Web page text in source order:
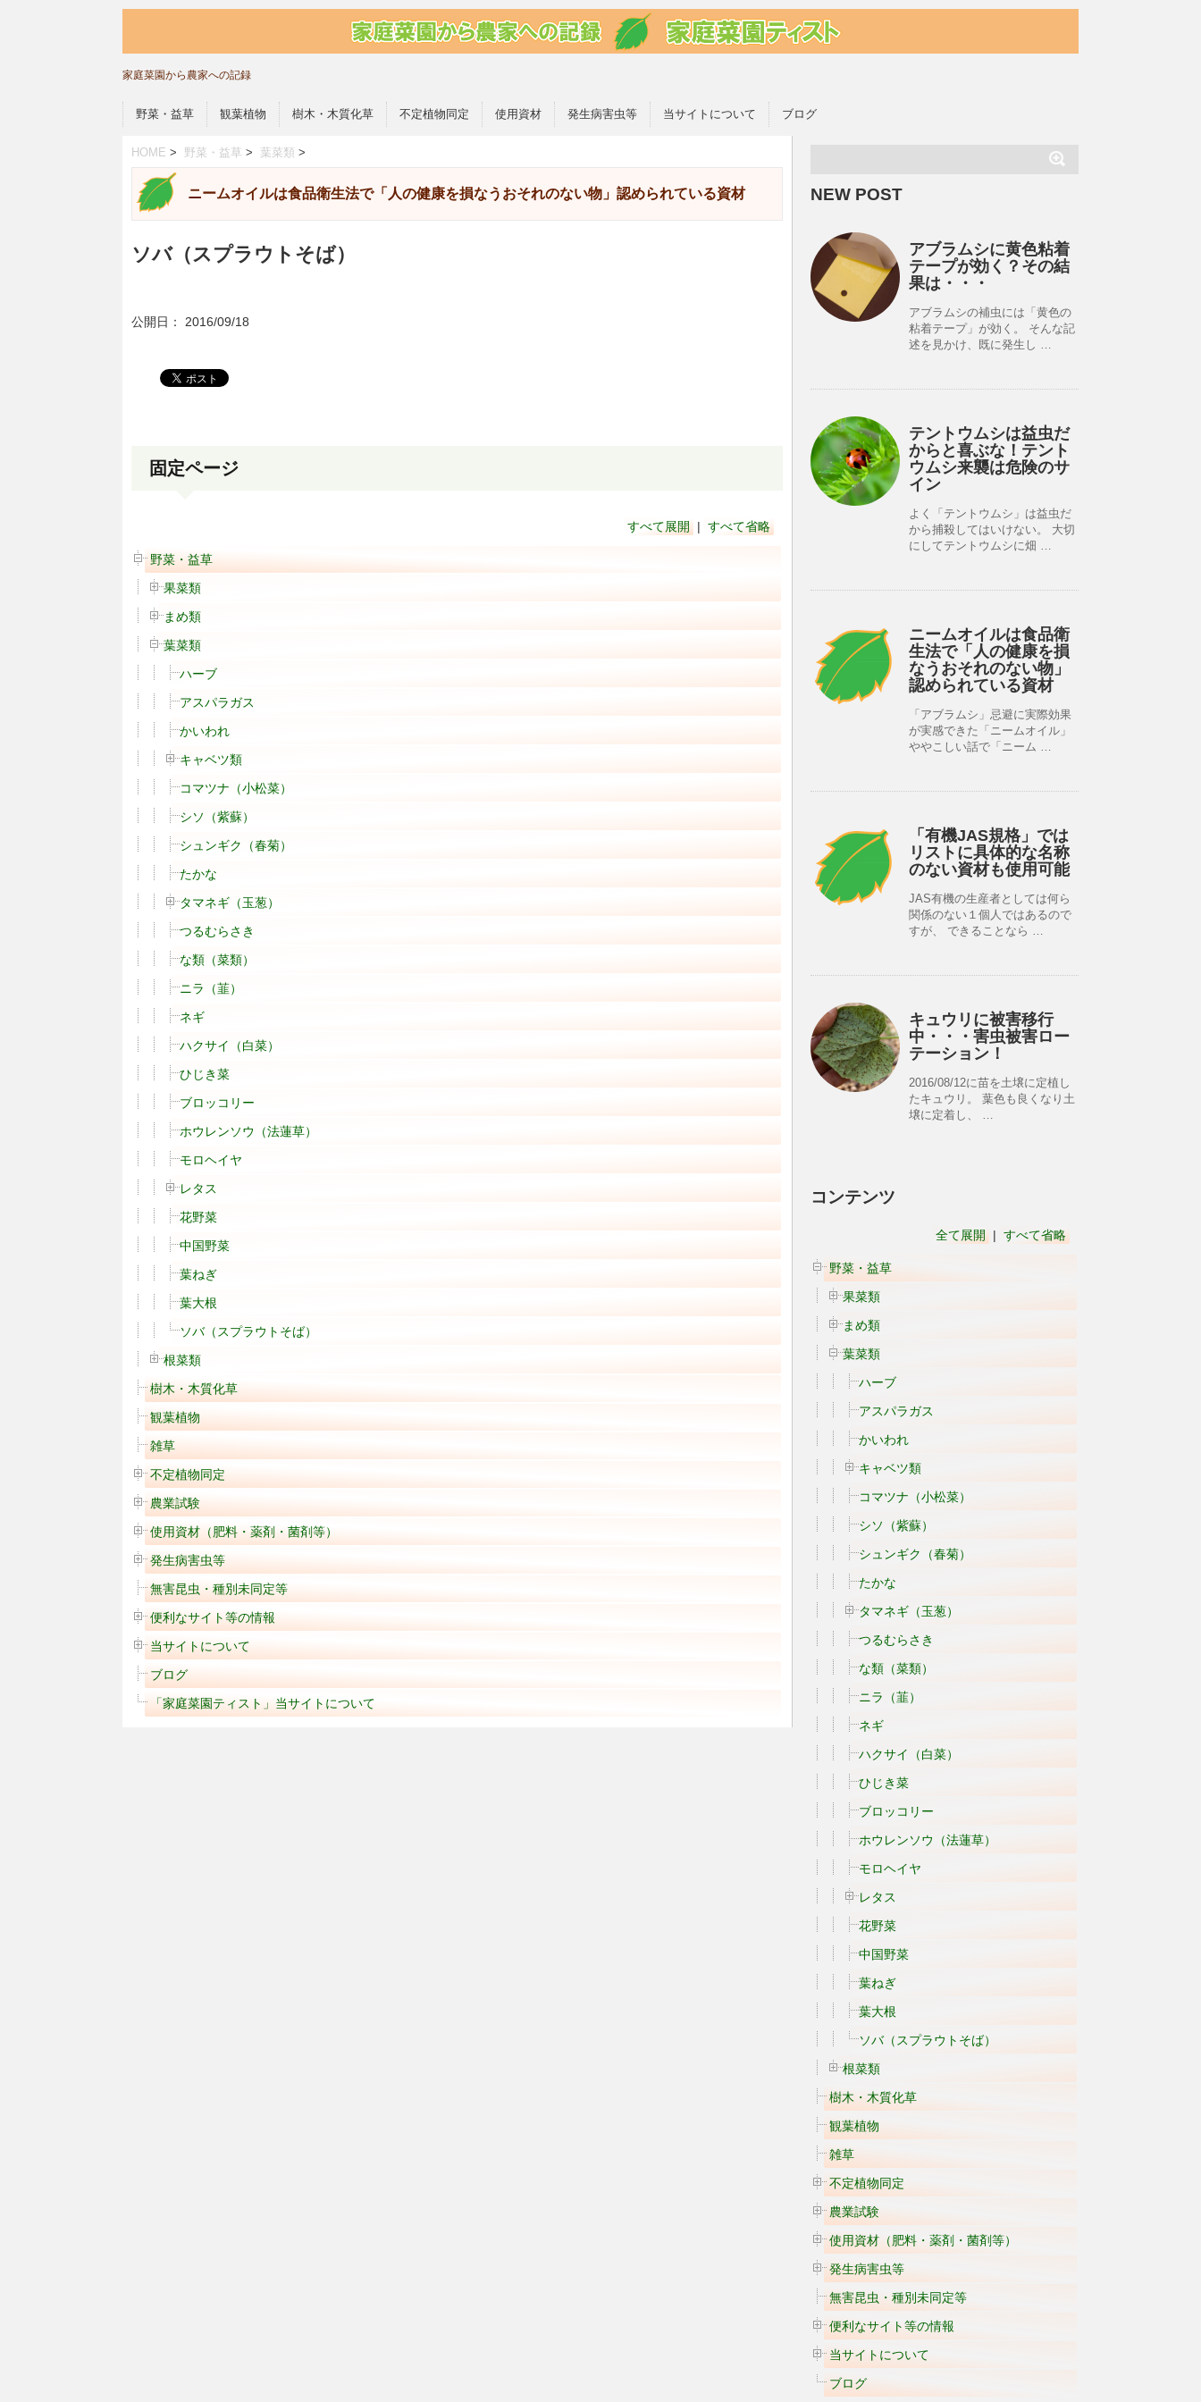
家庭菜園から農家への記録
野菜・益草 観葉植物 樹木・木質化草 不定植物同定 使用資材 発生病害虫等 当サイトについて ブログ
HOME > 野菜・益草 > 葉菜類 >
ニームオイルは食品衛生法で「人の健康を損なうおそれのない物」認められている資材
ソバ（スプラウトそば）
公開日： 2016/09/18
固定ページ
すべて展開 | すべて省略
野菜・益草
果菜類
まめ類
葉菜類
ハーブ
アスパラガス
かいわれ
キャベツ類
コマツナ（小松菜）
シソ（紫蘇）
シュンギク（春菊）
たかな
タマネギ（玉葱）
つるむらさき
な類（菜類）
ニラ（韮）
ネギ
ハクサイ（白菜）
ひじき菜
ブロッコリー
ホウレンソウ（法蓮草）
モロヘイヤ
レタス
花野菜
中国野菜
葉ねぎ
葉大根
ソバ（スプラウトそば）
根菜類
樹木・木質化草
観葉植物
雑草
不定植物同定
農業試験
使用資材（肥料・薬剤・菌剤等）
発生病害虫等
無害昆虫・種別未同定等
便利なサイト等の情報
当サイトについて
ブログ
「家庭菜園ティスト」当サイトについて
NEW POST
アブラムシに黄色粘着
テープが効く？その結
果は・・・
アブラムシの補虫には「黄色の
粘着テープ」が効く。 そんな記
述を見かけ、既に発生し …
テントウムシは益虫だ
からと喜ぶな！テント
ウムシ来襲は危険のサ
イン
よく「テントウムシ」は益虫だ
から捕殺してはいけない。 大切
にしてテントウムシに畑 …
ニームオイルは食品衛
生法で「人の健康を損
なうおそれのない物」
認められている資材
「アブラムシ」忌避に実際効果
が実感できた「ニームオイル」
ややこしい話で「ニーム …
「有機JAS規格」では
リストに具体的な名称
のない資材も使用可能
JAS有機の生産者としては何ら
関係のない１個人ではあるので
すが、 できることなら …
キュウリに被害移行
中・・・害虫被害ロー
テーション！
2016/08/12に苗を土壌に定植し
たキュウリ。 葉色も良くなり土
壌に定着し、 …
コンテンツ
全て展開 | すべて省略
野菜・益草
果菜類
まめ類
葉菜類
ハーブ
アスパラガス
かいわれ
キャベツ類
コマツナ（小松菜）
シソ（紫蘇）
シュンギク（春菊）
たかな
タマネギ（玉葱）
つるむらさき
な類（菜類）
ニラ（韮）
ネギ
ハクサイ（白菜）
ひじき菜
ブロッコリー
ホウレンソウ（法蓮草）
モロヘイヤ
レタス
花野菜
中国野菜
葉ねぎ
葉大根
ソバ（スプラウトそば）
根菜類
樹木・木質化草
観葉植物
雑草
不定植物同定
農業試験
使用資材（肥料・薬剤・菌剤等）
発生病害虫等
無害昆虫・種別未同定等
便利なサイト等の情報
当サイトについて
ブログ